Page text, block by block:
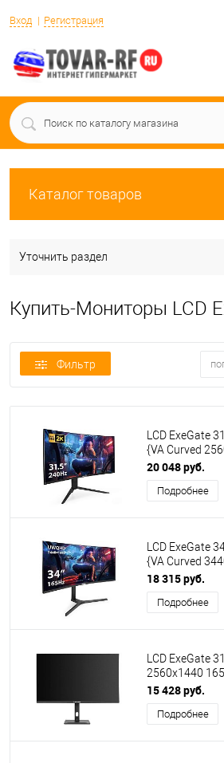
Вход Регистрация
Каталог товаров
Уточнить раздел
Купить-Мониторы LCD
Фильтр
LCD ExeGate
{VA Curved
300cd 3000:1
2xDisplayPort
[EX297503RUS]
20 048 руб.
Подробнее
LCD ExeGate
{VA Curved
21:9 300cd
2xHDMI2.0
подсветка HAS
18 315 руб.
Подробнее
LCD ExeGate
2560x1440
1000:1 178/
DisplayPort
15 428 руб.
Подробнее